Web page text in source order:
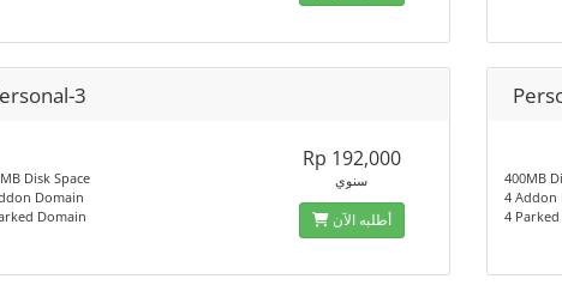
3
Disk Space
Domain
Domain
Rp 192,000
سنوي
أطلبه الآن
400MB
4 Addon
4